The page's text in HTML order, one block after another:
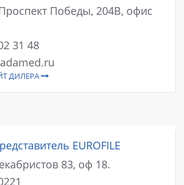
Победы, 204В, офис
31 48
ДИЛЕРА
EUROFILE
83, оф 18.